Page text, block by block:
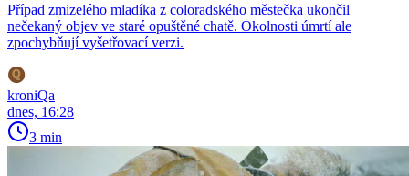
Případ zmizelého mladíka z coloradského městečka ukončil
nečekaný objev ve staré opuštěné chatě. Okolnosti úmrtí ale
zpochybňují vyšetřovací verzi.
kroniQa
dnes, 16:28
3 min